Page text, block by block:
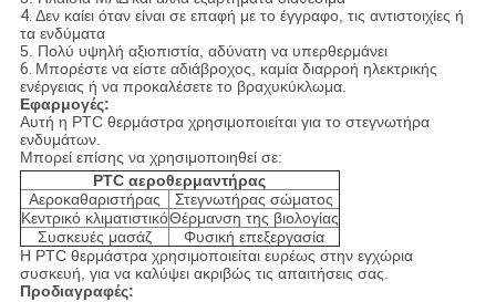
4. Δεν καίει όταν είναι σε επαφή με το έγγραφο, τις αντιστοιχίες ή
τα ενδύματα
5. Πολύ υψηλή αξιοπιστία, αδύνατη να υπερθερμάνει
6. Μπορέστε να είστε αδιάβροχος, καμία διαρροή ηλεκτρικής
ενέργειας ή να προκαλέσετε το βραχυκύκλωμα.
Εφαρμογές:
Αυτή η PTC θερμάστρα χρησιμοποιείται για το στεγνωτήρα
ενδυμάτων.
Μπορεί επίσης να χρησιμοποιηθεί σε:
PTC αεροθερμαντήρας
Αεροκαθαριστήρας
Στεγνωτήρας σώματος
Κεντρικό κλιματιστικόΘέρμανση της βιολογίας
Συσκευές μασάζ
Φυσική επεξεργασία
Η PTC θερμάστρα χρησιμοποιείται ευρέως στην εγχώρια
συσκευή, για να καλύψει ακριβώς τις απαιτήσεις σας.
Προδιαγραφές: